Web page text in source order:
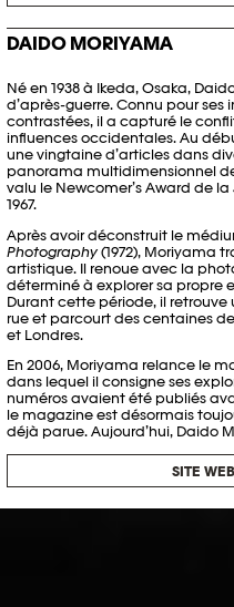
DAIDO MORIYAMA
Né en 1938 à Ikeda, Osaka,
d’après-guerre. Connu pour
contrastées, il a capturé le
influences occidentales. Au
une vingtaine d’articles dans
panorama multidimensionnel
valu le Newcomer’s Award de
1967.
Après avoir déconstruit le
Photography (1972), Moriyama
artistique. Il renoue avec la
déterminé à explorer sa propre
Durant cette période, il
rue et parcourt des centaines
et Londres.
En 2006, Moriyama relance le
dans lequel il consigne ses
numéros avaient été publiés
le magazine est désormais
déjà parue. Aujourd’hui, Daido
SITE